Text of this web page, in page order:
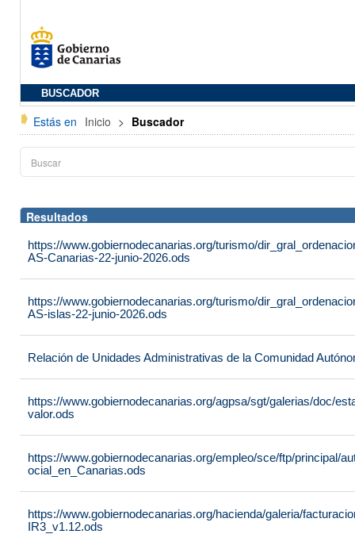
BUSCADOR
Estás en Inicio > Buscador
Resultados
https://www.gobiernodecanarias.org/turismo/
AS-Canarias-22-junio-2026.ods
https://www.gobiernodecanarias.org/turismo/
AS-islas-22-junio-2026.ods
Relación de Unidades Administrativas de la Comunidad
https://www.gobiernodecanarias.org/agpsa/sgt/galerias/doc/
valor.ods
https://www.gobiernodecanarias.org/empleo/sce/ftp/principal/
ocial_en_Canarias.ods
https://www.gobiernodecanarias.org/hacienda/galeria/
IR3_v1.12.ods